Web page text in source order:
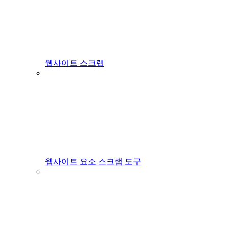
웹사이트 스크랩
웹사이트 요소 스크랩 도구